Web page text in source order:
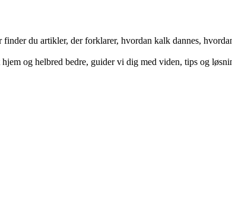
du artikler, der forklarer, hvordan kalk dannes,
og helbred bedre, guider vi dig med viden, tips og